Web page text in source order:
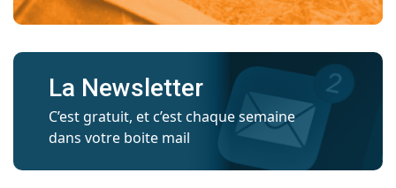
La Newsletter
C’est gratuit, et c’est chaque semaine
dans votre boite mail